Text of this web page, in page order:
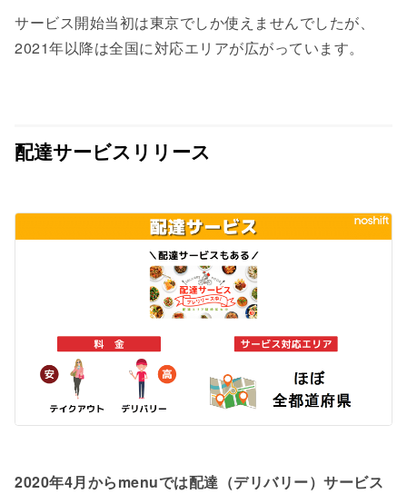
サービス開始当初は東京でしか使えませんでしたが、
2021年以降は全国に対応エリアが広がっています。
配達サービスリリース
2020年4月からmenuでは配達（デリバリー）サービス